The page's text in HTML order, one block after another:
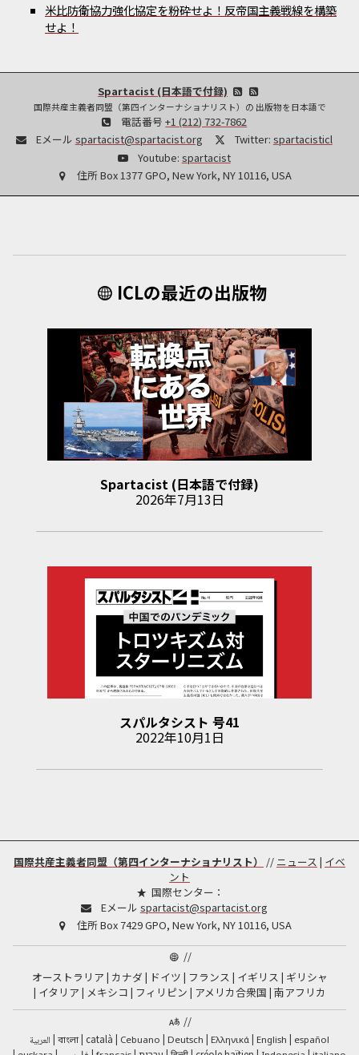
米比防衛協力強化協定を粉砕せよ！反帝国主義戦線を構築
せよ！
Spartacist (日本語で付録)
国際共産主義者同盟（第四インターナショナリスト）の 出版物を日本語で
電話番号 +1 (212) 732-7862
Eメール spartacist@spartacist.org Twitter: spartacisticl
Youtube: spartacist
住所Box 1377 GPO, New York, NY 10116, USA
ICLの最近の出版物
Spartacist (日本語で付録)
2026年7月13日
スパルタシスト 号41
2022年10月1日
国際共産主義者同盟（第四インターナショナリスト） // ニュース | イベ
ント
国際センター：
Eメール spartacist@spartacist.org
住所Box 7429 GPO, New York, NY 10116, USA
//
オーストラリア カナダ ドイツ フランス イギリス
ギリシャ
イタリア
メキシコ フィリピン アメリカ合衆国 南アフリカ
//
العربية
বাংলা català Cebuano Deutsch Ελληνικά English
español